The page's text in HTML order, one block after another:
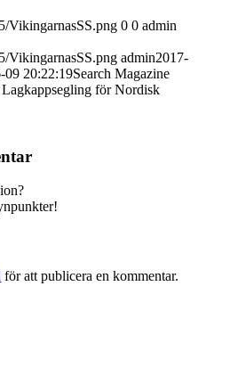
VikingarnasSS.png 0 0 admin
VikingarnasSS.png admin2017-
09 20:22:19Search Magazine
för Nordisk
för att publicera en kommentar.